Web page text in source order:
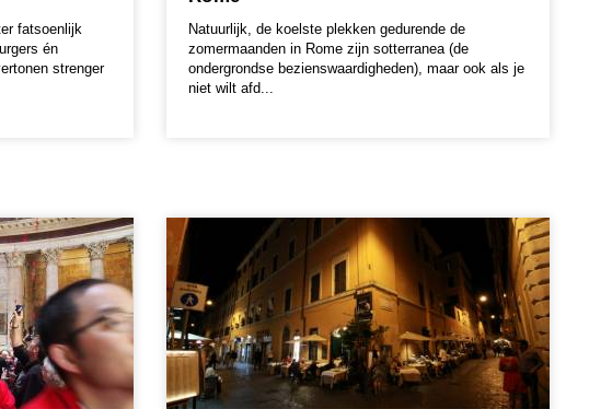
fatsoenlijk
én
strenger
Natuurlijk, de koelste plekken gedurende de
zomermaanden in Rome zijn sotterranea (de
ondergrondse bezienswaardigheden), maar ook als je
niet wilt afd...